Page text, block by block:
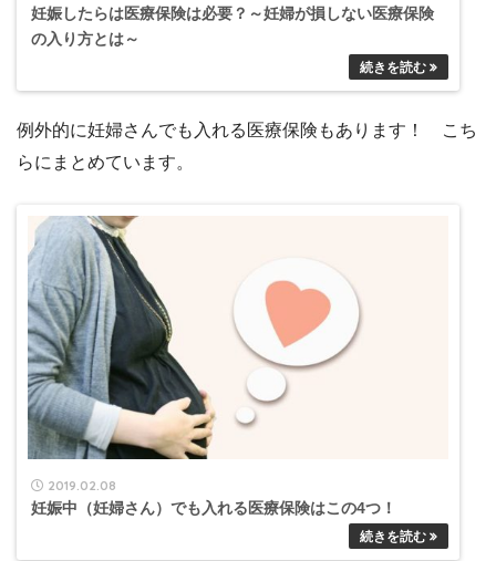
妊娠したらは医療保険は必要？～妊婦が損しない医療保険
の入り方とは～
例外的に妊婦さんでも入れる医療保険もあります！ こち
らにまとめています。
2019.02.08
妊娠中（妊婦さん）でも入れる医療保険はこの4つ！